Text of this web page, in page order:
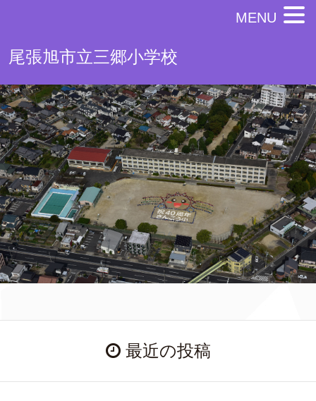
尾張旭市立三郷小学校
最近の投稿
MENU